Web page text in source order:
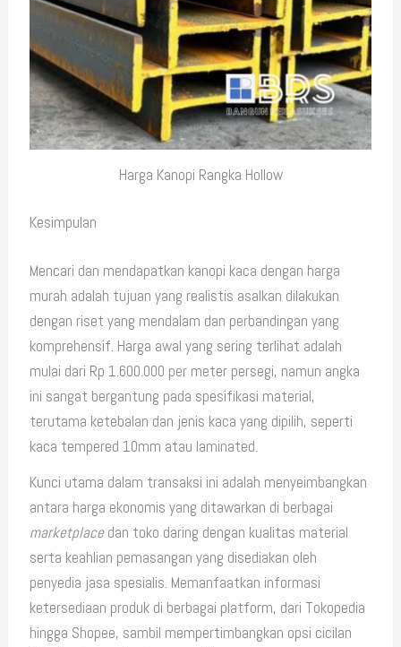
Harga Kanopi Rangka Hollow
Kesimpulan
Mencari dan mendapatkan kanopi kaca dengan harga
murah adalah tujuan yang realistis asalkan dilakukan
dengan riset yang mendalam dan perbandingan yang
komprehensif. Harga awal yang sering terlihat adalah
mulai dari Rp 1.600.000 per meter persegi, namun angka
ini sangat bergantung pada spesifikasi material,
terutama ketebalan dan jenis kaca yang dipilih, seperti
kaca tempered 10mm atau laminated.
Kunci utama dalam transaksi ini adalah menyeimbangkan
antara harga ekonomis yang ditawarkan di berbagai
marketplacedan toko daring dengan kualitas material
serta keahlian pemasangan yang disediakan oleh
penyedia jasa spesialis. Memanfaatkan informasi
ketersediaan produk di berbagai platform, dari Tokopedia
hingga Shopee, sambil mempertimbangkan opsi cicilan